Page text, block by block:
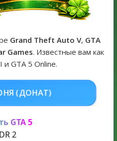
GTA Online по программе
игры и Предзаказ Grand Theft
Grand Theft Auto V, GTA
Games. Известные вам как
и GTA 5 Online.
КУПИТЬ GTA 5
GTA 5
2